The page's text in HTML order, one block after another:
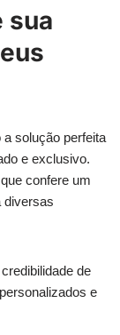
sua
a solução perfeita
e exclusivo.
que confere um
diversas
de
e